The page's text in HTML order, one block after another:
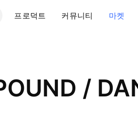
프로덕트 커뮤니티 마켓
/